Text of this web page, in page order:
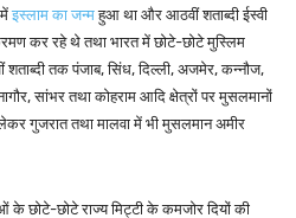
इस्लाम का जन्महुआ था और आठवीं शताब्दी ईस्वी
कर रहे थे तथा भारत में छोटे-छोटे मुस्लिम
शताब्दी तक पंजाब, सिंध, दिल्ली, अजमेर, कन्नौज,
सांभर तथा कोहराम आदि क्षेत्रों पर मुसलमानों
गुजरात तथा मालवा में भी मुसलमान अमीर
छोटे-छोटे राज्य मिट्टी के कमजोर दियों की